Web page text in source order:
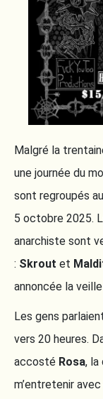
Malgré la
une journée du
sont regroupés
5 octobre 2025.
anarchiste sont
: Skrout et
annoncée la veille
Les gens
vers 20 heures.
accosté Rosa, la
m’entretenir